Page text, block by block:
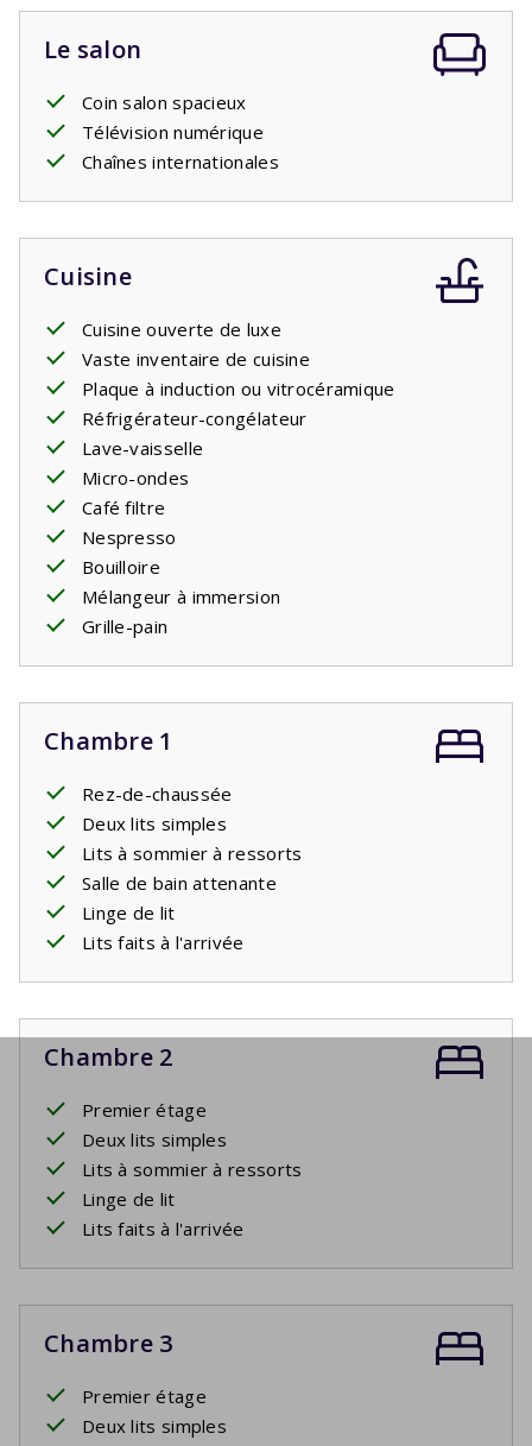
Le salon
Coin salon spacieux
Télévision numérique
Chaînes internationales
Cuisine
Cuisine ouverte de luxe
Vaste inventaire de cuisine
Plaque à induction ou vitrocéramique
Réfrigérateur-congélateur
Lave-vaisselle
Micro-ondes
Café filtre
Nespresso
Bouilloire
Mélangeur à immersion
Grille-pain
Chambre 1
Rez-de-chaussée
Deux lits simples
Lits à sommier à ressorts
Salle de bain attenante
Linge de lit
Lits faits à l'arrivée
Chambre 2
Premier étage
Deux lits simples
Lits à sommier à ressorts
Linge de lit
Lits faits à l'arrivée
Chambre 3
Premier étage
Deux lits simples